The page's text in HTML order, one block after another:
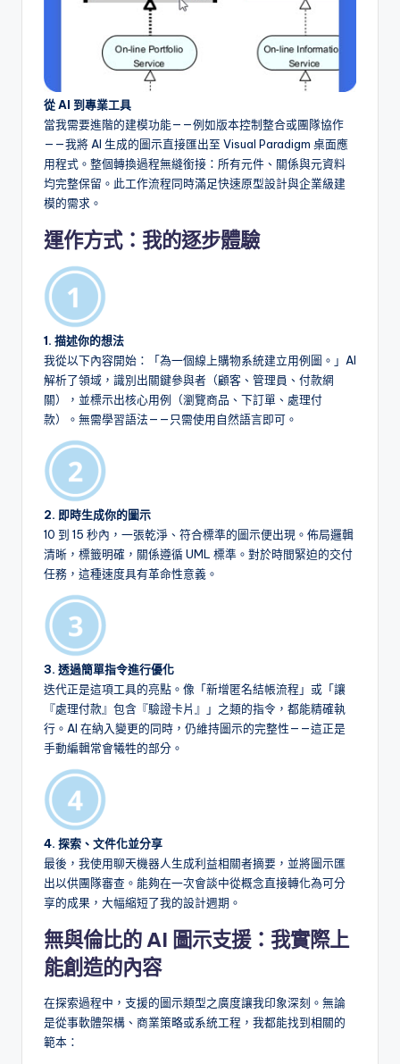
從 AI 到專業工具
當我需要進階的建模功能——例如版本控制整合或團隊協作
——我將 AI 生成的圖示直接匯出至 Visual Paradigm 桌面應
用程式。整個轉換過程無縫銜接：所有元件、關係與元資料
均完整保留。此工作流程同時滿足快速原型設計與企業級建
模的需求。
運作方式：我的逐步體驗
1. 描述你的想法
我從以下內容開始：「為一個線上購物系統建立用例圖。」AI
解析了領域，識別出關鍵參與者（顧客、管理員、付款網
關），並標示出核心用例（瀏覽商品、下訂單、處理付
款）。無需學習語法——只需使用自然語言即可。
2. 即時生成你的圖示
10 到 15 秒內，一張乾淨、符合標準的圖示便出現。佈局邏輯
清晰，標籤明確，關係遵循 UML 標準。對於時間緊迫的交付
任務，這種速度具有革命性意義。
3. 透過簡單指令進行優化
迭代正是這項工具的亮點。像「新增匿名結帳流程」或「讓
『處理付款』包含『驗證卡片』」之類的指令，都能精確執
行。AI 在納入變更的同時，仍維持圖示的完整性——這正是
手動編輯常會犧牲的部分。
4. 探索、文件化並分享
最後，我使用聊天機器人生成利益相關者摘要，並將圖示匯
出以供團隊審查。能夠在一次會談中從概念直接轉化為可分
享的成果，大幅縮短了我的設計週期。
無與倫比的 AI 圖示支援：我實際上
能創造的內容
在探索過程中，支援的圖示類型之廣度讓我印象深刻。無論
是從事軟體架構、商業策略或系統工程，我都能找到相關的
範本：